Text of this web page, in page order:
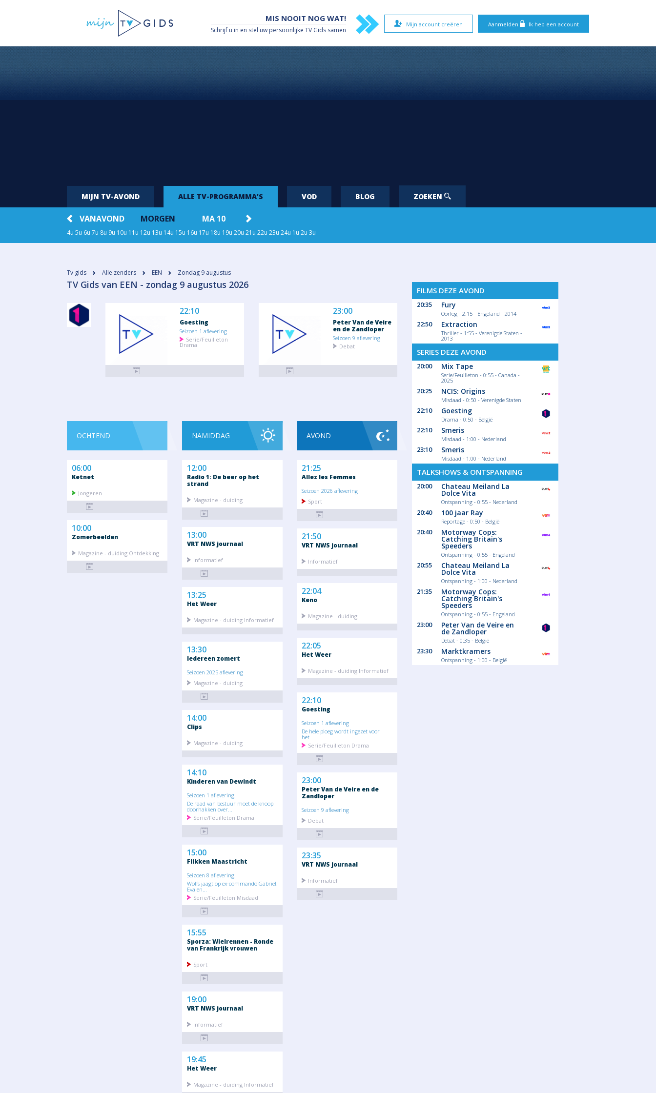
Aanmelden Ik heb een account
Mijn account creëren
MIS NOOIT NOG WAT!
Schrijf u in en stel uw persoonlijke TV Gids samen
MIJN TV-AVOND ALLE TV-PROGRAMMA’S VOD BLOG ZOEKEN
VANAVOND MORGEN MA 10
4u 5u 6u 7u 8u 9u 10u 11u 12u 13u 14u 15u 16u 17u 18u 19u 20u 21u 22u 23u 24u 1u 2u 3u
Tv gids Alle zenders EEN Zondag 9 augustus
​TV Gids van EEN - zondag 9 augustus 2026
22:10
Goesting
Seizoen 1 aflevering
Serie/Feuilleton
Drama
23:00
Peter Van de Veire
en de Zandloper
Seizoen 9 aflevering
Debat
OCHTEND
06:00
Ketnet
Jongeren
10:00
Zomerbeelden
Magazine - duiding Ontdekking
NAMIDDAG
12:00
Radio 1: De beer op het
strand
Magazine - duiding
13:00
VRT NWS journaal
Informatief
13:25
Het Weer
Magazine - duiding Informatief
13:30
Iedereen zomert
Seizoen 2025 aflevering
Magazine - duiding
14:00
Clips
Magazine - duiding
14:10
Kinderen van Dewindt
Seizoen 1 aflevering
De raad van bestuur moet de knoop
doorhakken over...
Serie/Feuilleton Drama
15:00
Flikken Maastricht
Seizoen 8 aflevering
Wolfs jaagt op ex-commando Gabriel.
Eva en...
Serie/Feuilleton Misdaad
15:55
Sporza: Wielrennen - Ronde
van Frankrijk vrouwen
Sport
19:00
VRT NWS journaal
Informatief
19:45
Het Weer
Magazine - duiding Informatief
AVOND
21:25
Allez les Femmes
Seizoen 2026 aflevering
Sport
21:50
VRT NWS journaal
Informatief
22:04
Keno
Magazine - duiding
22:05
Het Weer
Magazine - duiding Informatief
22:10
Goesting
Seizoen 1 aflevering
De hele ploeg wordt ingezet voor
het...
Serie/Feuilleton Drama
23:00
Peter Van de Veire en de
Zandloper
Seizoen 9 aflevering
Debat
23:35
VRT NWS journaal
Informatief
FILMS DEZE AVOND
20:35 Fury
Oorlog - 2:15 - Engeland - 2014
22:50 Extraction
Thriller - 1:55 - Verenigde Staten -
2013
SERIES DEZE AVOND
20:00 Mix Tape
Serie/Feuilleton - 0:55 - Canada -
2025
20:25 NCIS: Origins
Misdaad - 0:50 - Verenigde Staten
22:10 Goesting
Drama - 0:50 - België
22:10 Smeris
Misdaad - 1:00 - Nederland
23:10 Smeris
Misdaad - 1:00 - Nederland
TALKSHOWS & ONTSPANNING
20:00 Chateau Meiland La
Dolce Vita
Ontspanning - 0:55 - Nederland
20:40 100 jaar Ray
Reportage - 0:50 - België
20:40 Motorway Cops:
Catching Britain's
Speeders
Ontspanning - 0:55 - Engeland
20:55 Chateau Meiland La
Dolce Vita
Ontspanning - 1:00 - Nederland
21:35 Motorway Cops:
Catching Britain's
Speeders
Ontspanning - 0:55 - Engeland
23:00 Peter Van de Veire en
de Zandloper
Debat - 0:35 - België
23:30 Marktkramers
Ontspanning - 1:00 - België